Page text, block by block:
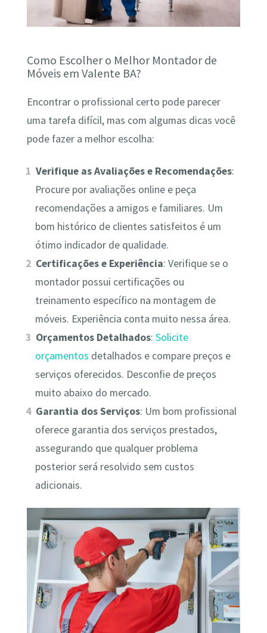
Como Escolher o Melhor Montador de
Móveis em Valente BA?
Encontrar o profissional certo pode parecer
uma tarefa difícil, mas com algumas dicas você
pode fazer a melhor escolha:
Verifique as Avaliações e Recomendações:
Procure por avaliações online e peça
recomendações a amigos e familiares. Um
bom histórico de clientes satisfeitos é um
ótimo indicador de qualidade.
Certificações e Experiência: Verifique se o
montador possui certificações ou
treinamento específico na montagem de
móveis. Experiência conta muito nessa área.
Orçamentos Detalhados:Solicite
orçamentos detalhados e compare preços e
serviços oferecidos. Desconfie de preços
muito abaixo do mercado.
Garantia dos Serviços: Um bom profissional
oferece garantia dos serviços prestados,
assegurando que qualquer problema
posterior será resolvido sem custos
adicionais.